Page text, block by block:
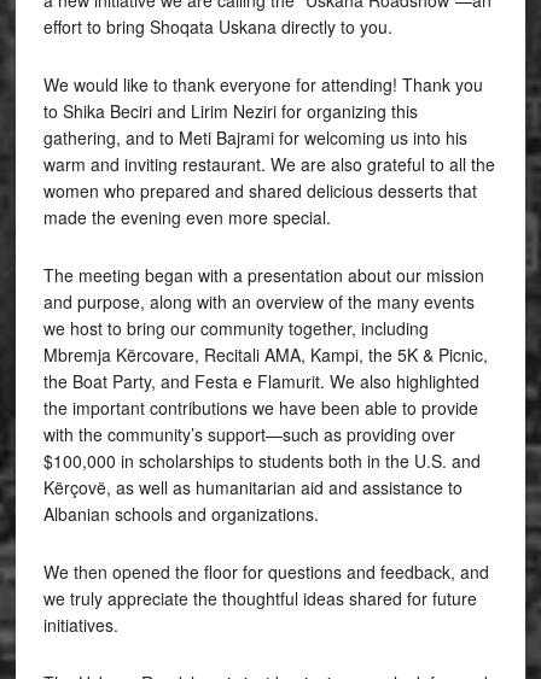
effort to bring Shoqata Uskana directly to you.
We would like to thank everyone for attending! Thank you
to Shika Beciri and Lirim Neziri for organizing this
gathering, and to Meti Bajrami for welcoming us into his
warm and inviting restaurant. We are also grateful to all the
women who prepared and shared delicious desserts that
made the evening even more special.
The meeting began with a presentation about our mission
and purpose, along with an overview of the many events
we host to bring our community together, including
Mbremja Kërcovare, Recitali AMA, Kampi, the 5K & Picnic,
the Boat Party, and Festa e Flamurit. We also highlighted
the important contributions we have been able to provide
with the community’s support—such as providing over
$100,000 in scholarships to students both in the U.S. and
Kërçovë, as well as humanitarian aid and assistance to
Albanian schools and organizations.
We then opened the floor for questions and feedback, and
we truly appreciate the thoughtful ideas shared for future
initiatives.